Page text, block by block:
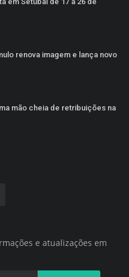
renova imagem e lança novo
mão cheia de retribuições na
e atualizações em